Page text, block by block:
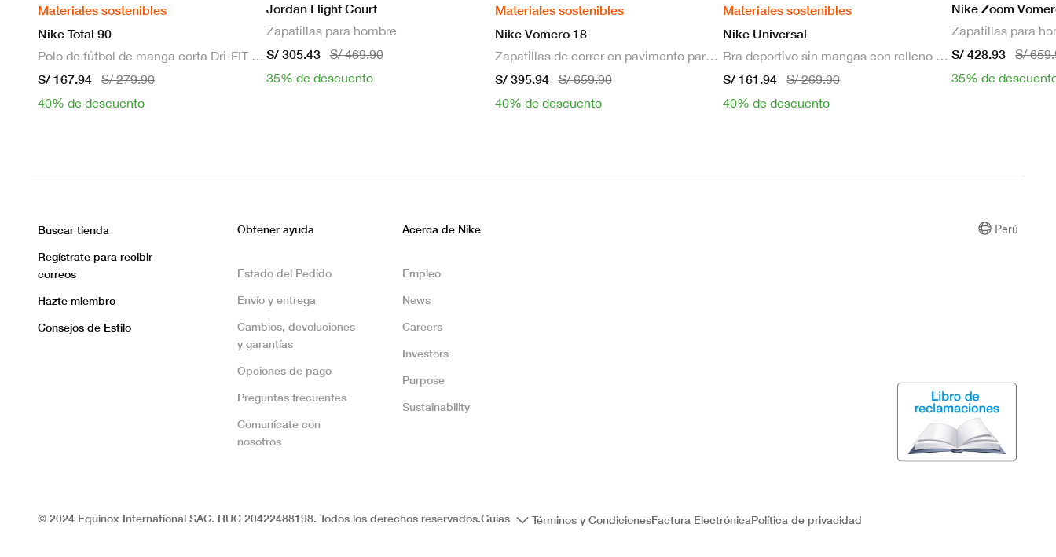
Materiales sostenibles
Nike Total 90
Polo de fútbol de manga corta Dri-FIT para hombre
S/ 167.94
S/ 279.90
40% de descuento
Jordan Flight Court
Zapatillas para hombre
S/ 305.43
S/ 469.90
35% de descuento
Materiales sostenibles
Nike Vomero 18
Zapatillas de correr en pavimento para hombre
S/ 395.94
S/ 659.90
40% de descuento
Materiales sostenibles
Nike Universal
Bra deportivo sin mangas con relleno de sujeción media para mujer
S/ 161.94
S/ 269.90
40% de descuento
Nike Zoom
Zapatillas para
S/ 428.93
S/
35% de
Buscar tienda
Regístrate para recibir
correos
Hazte miembro
Consejos de Estilo
Obtener ayuda
Estado del Pedido
Envío y entrega
Cambios, devoluciones
y garantías
Opciones de pago
Preguntas frecuentes
Comunícate con
nosotros
Acerca de Nike
Empleo
News
Careers
Investors
Purpose
Sustainability
Perú
© 2024 Equinox International SAC. RUC 20422488198. Todos los derechos reservados.Guías Términos y CondicionesFactura ElectrónicaPolítica de privacidad